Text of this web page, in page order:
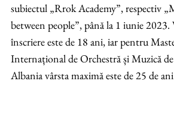
subiectul „Rrok Academy”, respectiv
between people”, până la 1 iunie 2023.
înscriere este de 18 ani, iar pentru
Internațional de Orchestră și Muzică
Albania vârsta maximă este de 25 de